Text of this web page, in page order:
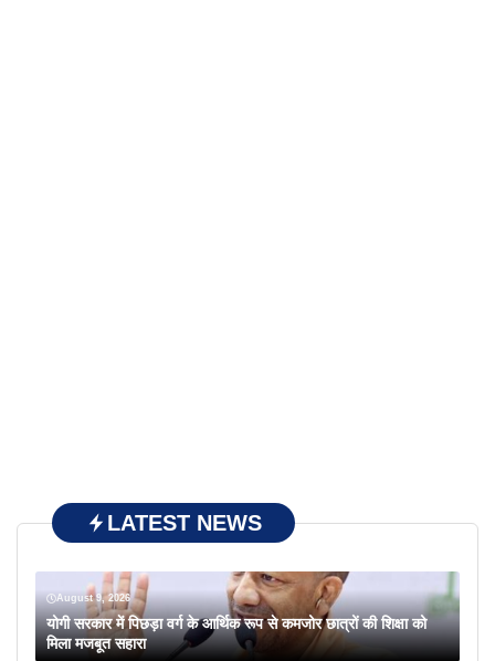
LATEST NEWS
August 9, 2026
योगी सरकार में पिछड़ा वर्ग के आर्थिक रूप से कमजोर छात्रों की शिक्षा को
मिला मजबूत सहारा